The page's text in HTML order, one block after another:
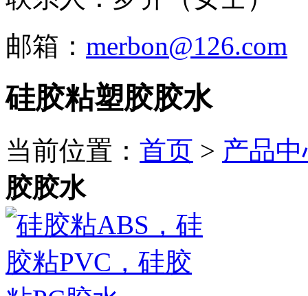
邮箱： merbon@126.com
硅胶粘塑胶胶水
当前位置： 首页 > 产品
胶胶水